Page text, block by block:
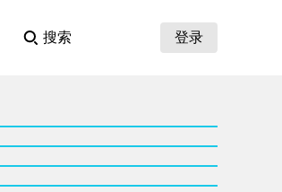
搜索 登录